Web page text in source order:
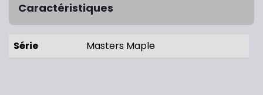
Caractéristiques
Série Masters Maple